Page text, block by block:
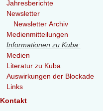
Jahresberichte
Newsletter
Newsletter Archiv
Medienmitteilungen
Informationen zu Kuba:
Medien
Literatur zu Kuba
Auswirkungen der Blockade
Links
Kontakt